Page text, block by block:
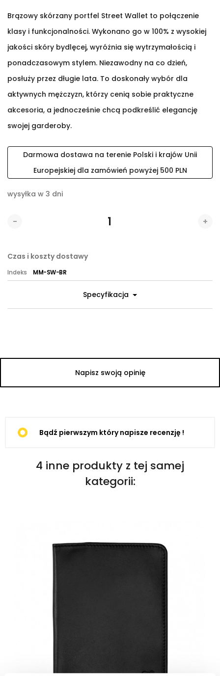
Brązowy skórzany portfel Street Wallet to połączenie
klasy i funkcjonalności. Wykonano go w 100% z wysokiej
jakości skóry bydlęcej, wyróżnia się wytrzymałością i
ponadczasowym stylem. Niezawodny na co dzień,
posłuży przez długie lata. To doskonały wybór dla
aktywnych mężczyzn, którzy cenią sobie praktyczne
akcesoria, a jednocześnie chcą podkreślić elegancję
swojej garderoby.
Darmowa dostawa na terenie Polski i krajów Unii
Europejskiej dla zamówień powyżej 500 PLN
wysyłka w 3 dni
- +
Czas i koszty dostawy
Indeks MM-SW-BR
Specyfikacja
Napisz swoją opinię
Bądź pierwszym który napisze recenzję !
4 inne produkty z tej samej
kategorii: